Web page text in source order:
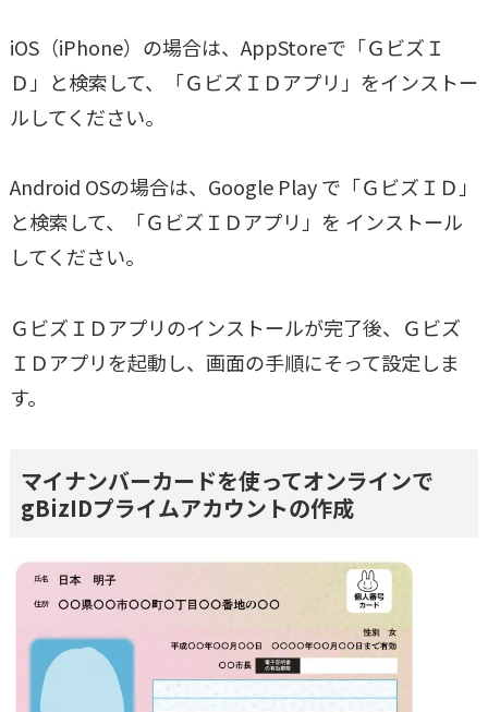
iOS（iPhone）の場合は、AppStoreで「ＧビズＩ
Ｄ」と検索して、「ＧビズＩＤアプリ」をインストー
ルしてください。
Android OSの場合は、Google Play で「ＧビズＩＤ」
と検索して、「ＧビズＩＤアプリ」を インストール
してください。
ＧビズＩＤアプリのインストールが完了後、Ｇビズ
ＩＤアプリを起動し、画面の手順にそって設定しま
す。
マイナンバーカードを使ってオンラインで
gBizIDプライムアカウントの作成